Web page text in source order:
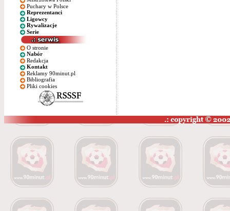
Puchary w Polsce
Reprezentanci
Ligowcy
Rywalizacje
Serie
O stronie
Nabór
Redakcja
Kontakt
Reklamy 90minut.pl
Bibliografia
Pliki cookies